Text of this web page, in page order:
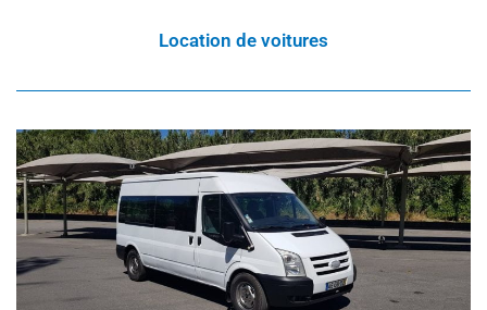
Location de voitures